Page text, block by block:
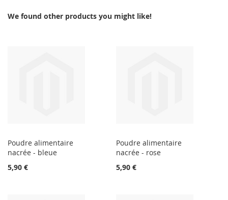
We found other products you might like!
Poudre alimentaire
nacrée - bleue
5,90 €
Poudre alimentaire
nacrée - rose
5,90 €